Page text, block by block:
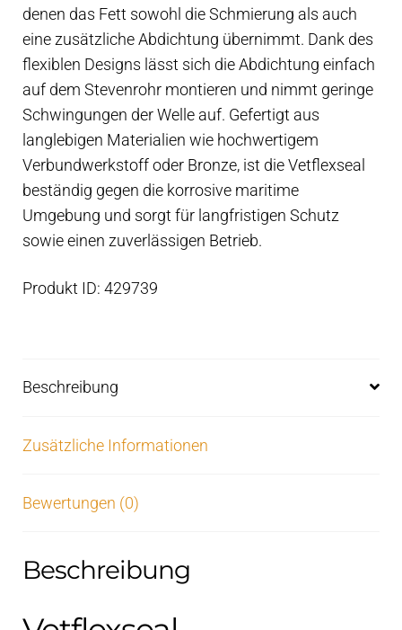
denen das Fett sowohl die Schmierung als auch
eine zusätzliche Abdichtung übernimmt. Dank des
flexiblen Designs lässt sich die Abdichtung einfach
auf dem Stevenrohr montieren und nimmt geringe
Schwingungen der Welle auf. Gefertigt aus
langlebigen Materialien wie hochwertigem
Verbundwerkstoff oder Bronze, ist die Vetflexseal
beständig gegen die korrosive maritime
Umgebung und sorgt für langfristigen Schutz
sowie einen zuverlässigen Betrieb.
Produkt ID: 429739
Beschreibung
Zusätzliche Informationen
Bewertungen (0)
Beschreibung